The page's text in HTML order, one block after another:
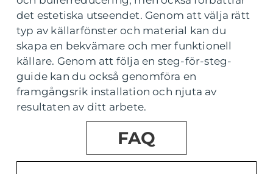
det estetiska utseendet. Genom att välja rätt
typ av källarfönster och material kan du
skapa en bekvämare och mer funktionell
källare. Genom att följa en steg-för-steg-
guide kan du också genomföra en
framgångsrik installation och njuta av
resultaten av ditt arbete.
FAQ